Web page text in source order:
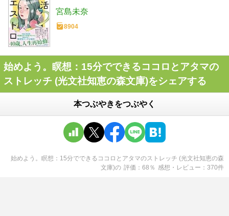
宮島未奈
8904
始めよう。瞑想：15分でできるココロとアタマの
ストレッチ (光文社知恵の森文庫)をシェアする
本つぶやきをつぶやく
始めよう。瞑想：15分でできるココロとアタマのストレッチ (光文社知恵の森
文庫)の 評価 68 ％ 感想・レビュー 370件